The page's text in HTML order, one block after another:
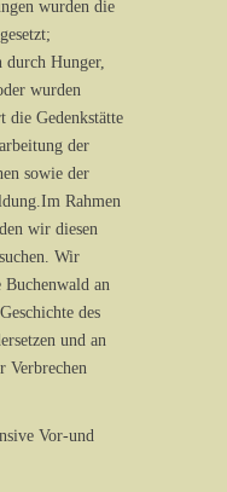
wurden die
durch Hunger,
wurden
die Gedenkstätte
der
sowie der
Rahmen
wir diesen
Wir
Buchenwald an
des
und an
Verbrechen
Vor-und